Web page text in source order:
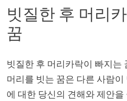
빗질한 후 머리
꿈
빗질한 후 머리카락이 빠지는
머리를 빗는 꿈은 다른 사람
에 대한 당신의 견해와 제안